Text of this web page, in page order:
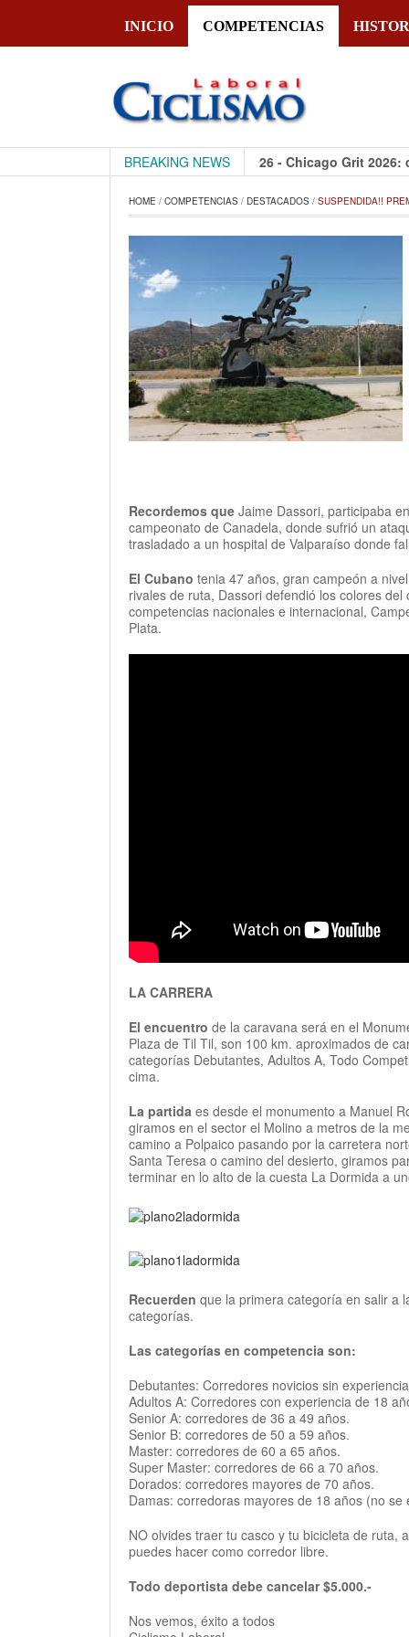
INICIO COMPETENCIAS
CiclismoLaboral
BREAKING NEWS
28 julio, 2026 - Chicago Grit 2026: cómo
HOME / COMPETENCIAS / DESTACADOS / SUSPENDIDA!!
Recordemos que Jaime Dassori, participaba
campeonato de Canadela, donde sufrió un
trasladado a un hospital de Valparaíso donde
El Cubano tenia 47 años, gran campeón a
rivales de ruta, Dassori defendió los colores
competencias nacionales e internacional,
Plata.
LA CARRERA
El encuentro de la caravana será en el
Plaza de Til Til, son 100 km. aproximados de
categorías Debutantes, Adultos A, Todo
cima.
La partida es desde el monumento a Manuel
giramos en el sector el Molino a metros de la
camino a Polpaico pasando por la carretera
Santa Teresa o camino del desierto, giramos
terminar en lo alto de la cuesta La Dormida a
Recuerden que la primera categoría en salir a
categorías.
Las categorías en competencia son:
Debutantes: Corredores novicios sin
Adultos A: Corredores con experiencia de 18
Senior A: corredores de 36 a 49 años.
Senior B: corredores de 50 a 59 años.
Master: corredores de 60 a 65 años.
Super Master: corredores de 66 a 70 años.
Dorados: corredores mayores de 70 años.
Damas: corredoras mayores de 18 años (no
NO olvides traer tu casco y tu bicicleta de ruta,
puedes hacer como corredor libre.
Todo deportista debe cancelar $5.000.-
Nos vemos, éxito a todos